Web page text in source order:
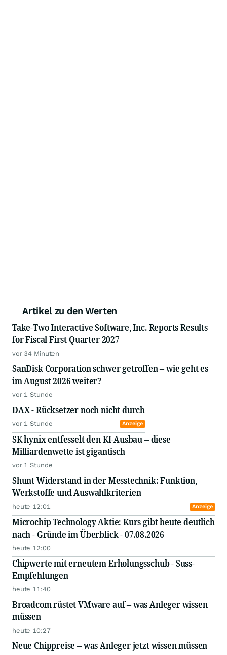
Artikel zu den Werten
Take-Two Interactive Software, Inc. Reports Results
for Fiscal First Quarter 2027
vor 34 Minuten
SanDisk Corporation schwer getroffen – wie geht es
im August 2026 weiter?
vor 1 Stunde
DAX - Rücksetzer noch nicht durch
vor 1 Stunde Anzeige
SK hynix entfesselt den KI-Ausbau – diese
Milliardenwette ist gigantisch
vor 1 Stunde
Shunt Widerstand in der Messtechnik: Funktion,
Werkstoffe und Auswahlkriterien
heute 12:01 Anzeige
Microchip Technology Aktie: Kurs gibt heute deutlich
nach - Gründe im Überblick - 07.08.2026
heute 12:00
Chipwerte mit erneutem Erholungsschub - Suss-
Empfehlungen
heute 11:40
Broadcom rüstet VMware auf – was Anleger wissen
müssen
heute 10:27
Neue Chippreise – was Anleger jetzt wissen müssen